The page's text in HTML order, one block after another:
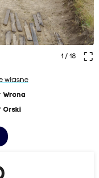
crop_free
1/ 18
własne
Wrona
Orski